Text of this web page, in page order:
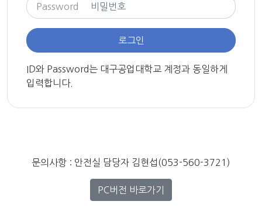
Password
로그인
ID와 Password는 대구공업대학교 계정과 동일하게
입력합니다.
문의사항 : 안전실 담당자 김현섭(053-560-3721)
PC버전 바로가기